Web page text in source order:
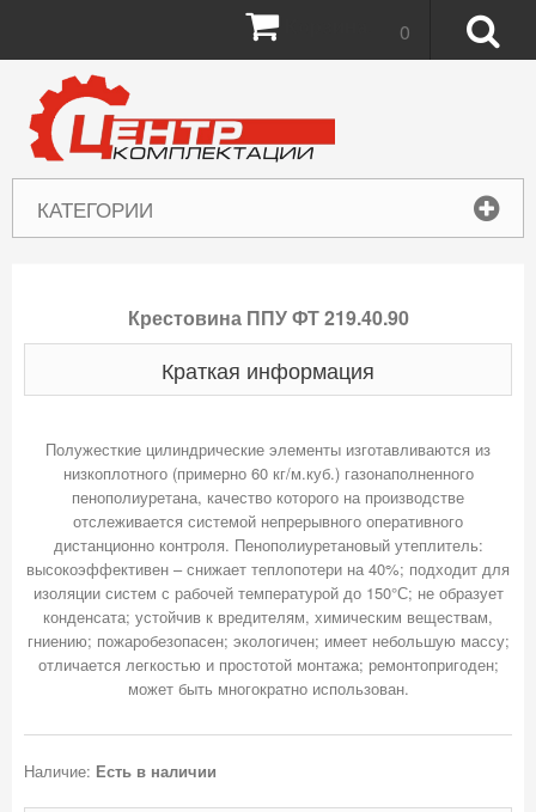
КАТЕГОРИИ
0
Крестовина ППУ ФТ 219.40.90
Краткая информация
Полужесткие цилиндрические элементы изготавливаются из
низкоплотного (примерно 60 кг/м.куб.) газонаполненного
пенополиуретана, качество которого на производстве
отслеживается системой непрерывного оперативного
дистанционно контроля. Пенополиуретановый утеплитель:
высокоэффективен – снижает теплопотери на 40%; подходит для
изоляции систем с рабочей температурой до 150°С; не образует
конденсата; устойчив к вредителям, химическим веществам,
гниению; пожаробезопасен; экологичен; имеет небольшую массу;
отличается легкостью и простотой монтажа; ремонтопригоден;
Наличие: Есть в наличии